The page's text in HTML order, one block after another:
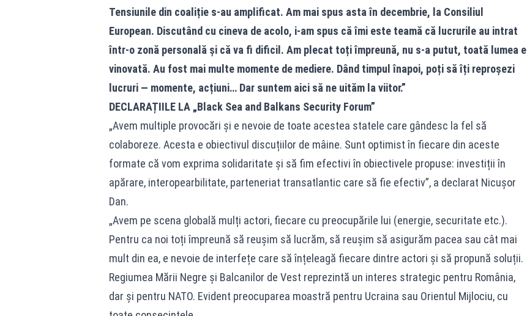
Tensiunile din coaliție s-au amplificat. Am mai spus asta în decembrie, la Consiliul
European. Discutând cu cineva de acolo, i-am spus că îmi este teamă că lucrurile au intrat
într-o zonă personală și că va fi dificil. Am plecat toți împreună, nu s-a putut, toată lumea e
vinovată. Au fost mai multe momente de mediere. Dând timpul înapoi, poți să îți reproșezi
lucruri — momente, acțiuni… Dar suntem aici să ne uităm la viitor.”
DECLARAȚIILE LA „Black Sea and Balkans Security Forum”
„Avem multiple provocări și e nevoie de toate acestea statele care gândesc la fel să
colaboreze. Acesta e obiectivul discuțiilor de mâine. Sunt optimist în fiecare din aceste
formate că vom exprima solidaritate și să fim efectivi în obiectivele propuse: investiții în
apărare, interopearbilitate, parteneriat transatlantic care să fie efectiv”, a declarat Nicușor
Dan.
„Avem pe scena globală mulți actori, fiecare cu preocupările lui (energie, securitate etc.).
Pentru ca noi toți împreună să reușim să lucrăm, să reușim să asigurăm pacea sau cât mai
mult din ea, e nevoie de interfețe care să înțeleagă fiecare dintre actori și să propună soluții.
Regiumea Mării Negre și Balcanilor de Vest reprezintă un interes strategic pentru România,
dar și pentru NATO. Evident preocuparea moastră pentru Ucraina sau Orientul Mijlociu, cu